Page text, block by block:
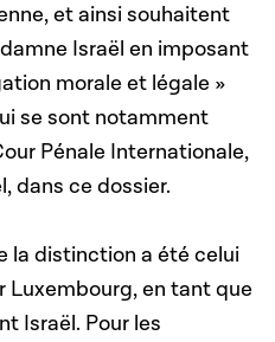
et ainsi souhaitent
Israël en imposant
morale et légale »
se sont notamment
Pénale Internationale,
dans ce dossier.
la distinction a été celui
Luxembourg, en tant que
Israël. Pour les